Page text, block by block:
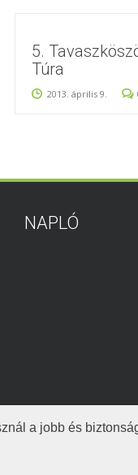
a jobb és
5.
Túra
2013. április 9.
NAPLÓ